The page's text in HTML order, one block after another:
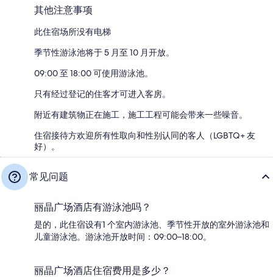
其他注意事项
此住宿场所没有电梯
季节性游泳池将于 5 月至 10 月开放。
09:00 至 18:00 可使用游泳池。
只有经过登记的住客才可进入客房。
附近有建筑物正在施工，施工工程可能会带来一些噪音。
住宿接待方欢迎所有性取向和性别认同的客人（LGBTQ+ 友
好）。
常见问题
丽晶广场酒店有游泳池吗？
是的，此住宿设有1 个室内游泳池、季节性开放的室外游泳池和
儿童游泳池。游泳池开放时间：09:00–18:00。
丽晶广场酒店住宿费用是多少？